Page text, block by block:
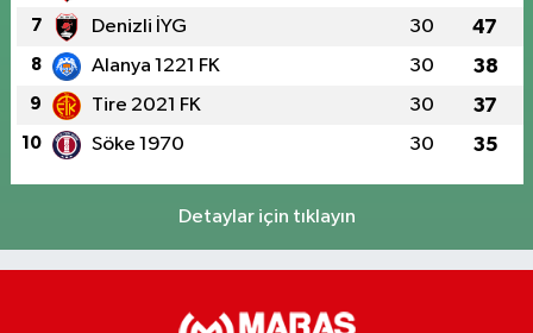
7 Denizli İYG 30 47
8 Alanya 1221 FK 30 38
9 Tire 2021 FK 30 37
10 Söke 1970 30 35
Detaylar için tıklayın